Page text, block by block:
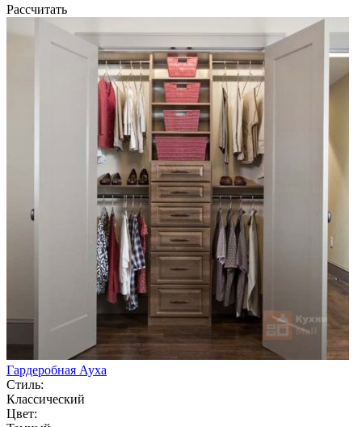
Рассчитать
Гардеробная Ауха
Стиль:
Классический
Цвет: